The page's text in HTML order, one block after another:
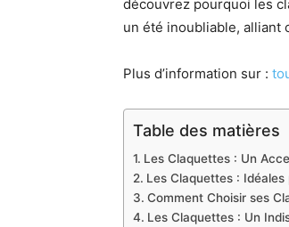
découvrez pourquoi les
un été inoubliable, alliant
Plus d’information sur :
Table des matières
Les Claquettes : Un
Les Claquettes :
Comment Choisir ses
Les Claquettes : Un